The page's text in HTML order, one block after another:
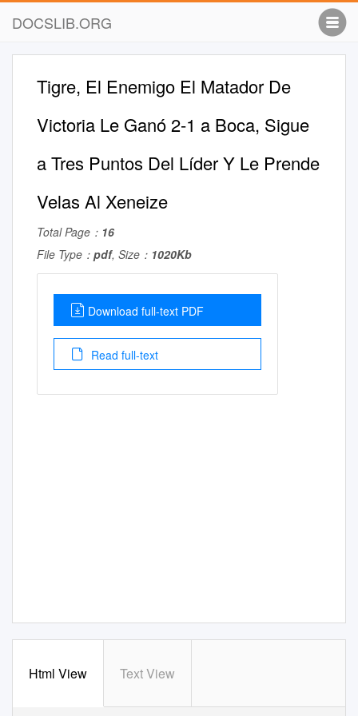
DOCSLIB.ORG
Tigre, El Enemigo El Matador De
Victoria Le Ganó 2-1 a Boca, Sigue
a Tres Puntos Del Líder Y Le Prende
Velas Al Xeneize
Total Page： 16
File Type： pdf, Size： 1020Kb
Download full-text PDF
Read full-text
Html View Text View